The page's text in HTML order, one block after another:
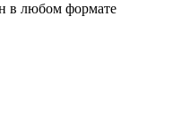
в любом формате